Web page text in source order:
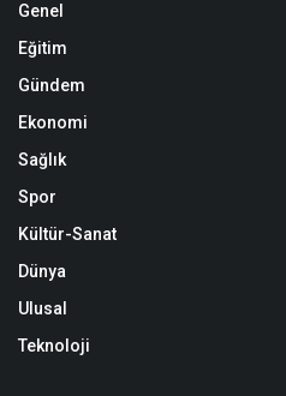
Genel
Eğitim
Gündem
Ekonomi
Sağlık
Spor
Kültür-Sanat
Dünya
Ulusal
Teknoloji